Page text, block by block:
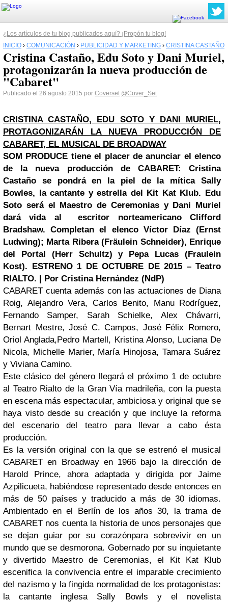
¿Los artículos de tu blog publicados aquí? ¡Propón tu blog!
INICIO › COMUNICACIÓN › PUBLICIDAD Y MARKETING › CRISTINA CASTAÑO
Cristina Castaño, Edu Soto y Dani Muriel,
protagonizarán la nueva producción de
"Cabaret"
Publicado el 26 agosto 2015 por Coverset @Cover_Set
CRISTINA CASTAÑO, EDU SOTO Y DANI MURIEL,
PROTAGONIZARÁN LA NUEVA PRODUCCIÓN DE
CABARET, EL MUSICAL DE BROADWAY
SOM PRODUCE tiene el placer de anunciar el elenco
de la nueva producción de CABARET: Cristina
Castaño se pondrá en la piel de la mítica Sally
Bowles, la cantante y estrella del Kit Kat Klub. Edu
Soto será el Maestro de Ceremonias y Dani Muriel
dará vida al escritor norteamericano Clifford
Bradshaw. Completan el elenco Víctor Díaz (Ernst
Ludwing); Marta Ribera (Fräulein Schneider), Enrique
del Portal (Herr Schultz) y Pepa Lucas (Fraulein
Kost). ESTRENO 1 DE OCTUBRE DE 2015 – Teatro
RIALTO. | Por Cristina Hernández (NdP)
CABARET cuenta además con las actuaciones de Diana
Roig, Alejandro Vera, Carlos Benito, Manu Rodríguez,
Fernando Samper, Sarah Schielke, Alex Chávarri,
Bernart Mestre, José C. Campos, José Félix Romero,
Oriol Anglada,Pedro Martell, Kristina Alonso, Luciana De
Nicola, Michelle Marier, María Hinojosa, Tamara Suárez
y Viviana Camino.
Este clásico del género llegará el próximo 1 de octubre
al Teatro Rialto de la Gran Vía madrileña, con la puesta
en escena más espectacular, ambiciosa y original que se
haya visto desde su creación y que incluye la reforma
del escenario del teatro para llevar a cabo ésta
producción.
Es la versión original con la que se estrenó el musical
CABARET en Broadway en 1966 bajo la dirección de
Harold Prince, ahora adaptada y dirigida por Jaime
Azpilicueta, habiéndose representado desde entonces en
más de 50 países y traducido a más de 30 idiomas.
Ambientado en el Berlín de los años 30, la trama de
CABARET nos cuenta la historia de unos personajes que
se dejan guiar por su corazónpara sobrevivir en un
mundo que se desmorona. Gobernado por su inquietante
y divertido Maestro de Ceremonias, el Kit Kat Klub
escenifica la convivencia entre el imparable crecimiento
del nazismo y la fingida normalidad de los protagonistas:
la cantante inglesa Sally Bowls y el novelista